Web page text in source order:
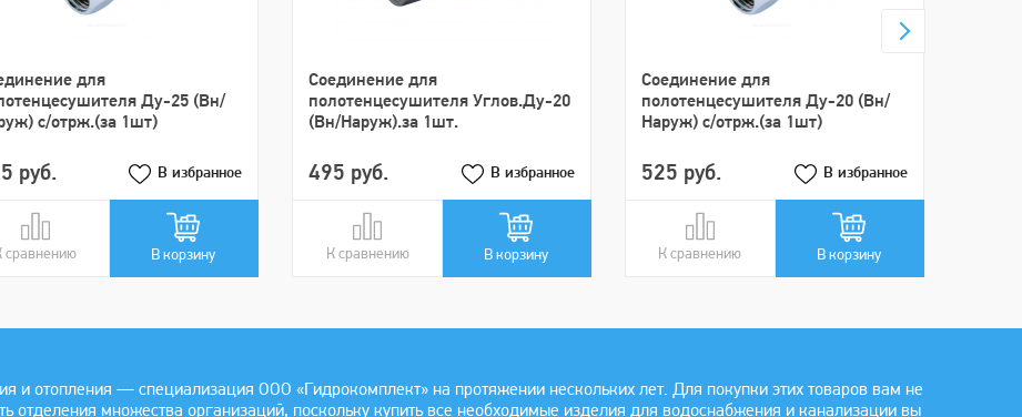
для
Ду-25 (Вн/
с/отрж.(за 1шт)
руб. В избранное
сравнению
сравнении В корзину
Cоединение для
полотенцесушителя Углов.Ду-20
(Вн/Наруж).за 1шт.
495 руб. В избранное
К сравнению
В сравнении В корзину
Cоединение для
полотенцесушителя Ду-20 (Вн/
Наруж) с/отрж.(за 1шт)
525 руб. В избранное
К сравнению
В сравнении В корзину
и отопления — специализация ООО «Гидрокомплект» на протяжении нескольких лет. Для покупки этих товаров вам не
отделения множества организаций, поскольку купить все необходимые изделия для водоснабжения и канализации вы